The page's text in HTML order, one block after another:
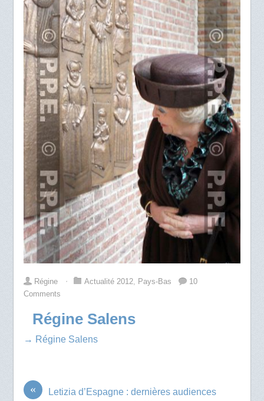
Régine ⋅ Actualité 2012, Pays-Bas
10
Comments
Régine Salens
→ Régine Salens
«
Letizia d’Espagne : dernières audiences